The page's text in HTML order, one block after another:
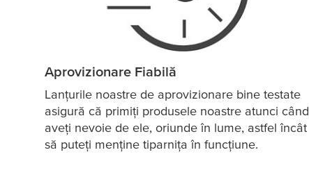
Aprovizionare Fiabilă
Lanțurile noastre de aprovizionare bine testate
asigură că primiți produsele noastre atunci când
aveți nevoie de ele, oriunde în lume, astfel încât
să puteți menține tiparnița în funcțiune.